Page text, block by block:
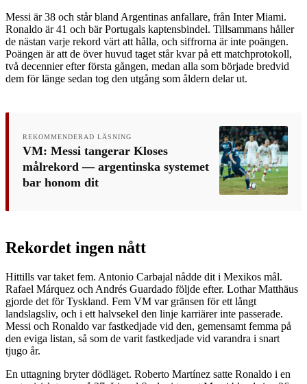
Messi är 38 och står bland Argentinas anfallare, från Inter Miami.
Ronaldo är 41 och bär Portugals kaptensbindel. Tillsammans håller
de nästan varje rekord värt att hålla, och siffrorna är inte poängen.
Poängen är att de över huvud taget står kvar på ett matchprotokoll,
två decennier efter första gången, medan alla som började bredvid
dem för länge sedan tog den utgång som åldern delar ut.
REKOMMENDERAD LÄSNING
VM: Messi tangerar Kloses
målrekord — argentinska systemet
bar honom dit
Rekordet ingen nått
Hittills var taket fem. Antonio Carbajal nådde dit i Mexikos mål.
Rafael Márquez och Andrés Guardado följde efter. Lothar Matthäus
gjorde det för Tyskland. Fem VM var gränsen för ett långt
landslagsliv, och i ett halvsekel den linje karriärer inte passerade.
Messi och Ronaldo var fastkedjade vid den, gemensamt femma på
den eviga listan, så som de varit fastkedjade vid varandra i snart
tjugo år.
En uttagning bryter dödläget. Roberto Martínez satte Ronaldo i en